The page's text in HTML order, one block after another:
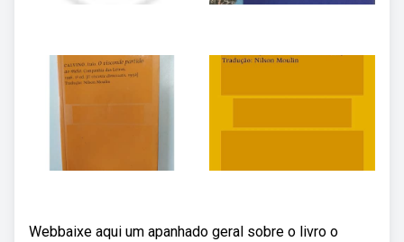
Webbaixe aqui um apanhado geral sobre o livro o